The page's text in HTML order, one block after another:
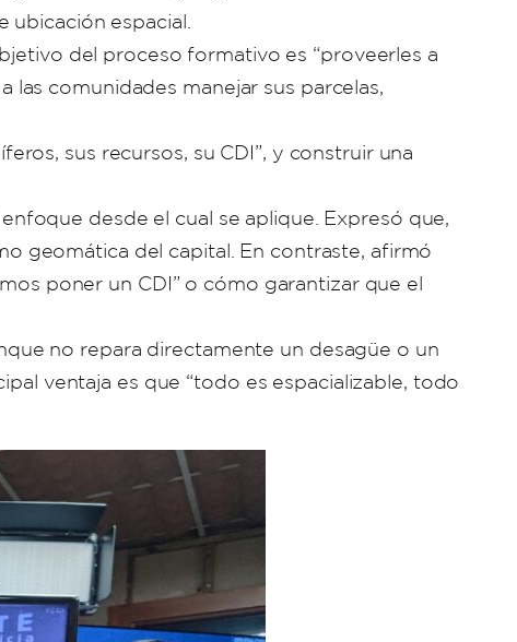
espacial.
del proceso formativo es “proveerles a
comunidades manejar sus parcelas,
sus recursos, su CDI”, y construir una
desde el cual se aplique. Expresó que,
geomática del capital. En contraste, afirmó
poner un CDI” o cómo garantizar que el
no repara directamente un desagüe o un
ventaja es que “todo es espacializable, todo